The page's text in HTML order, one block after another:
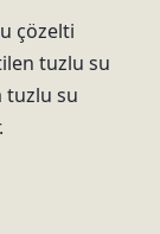
çözelti
tuzlu su
tuzlu su